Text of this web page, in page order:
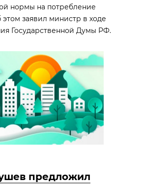
нормы на потребление
заявил министр в ходе
Государственной Думы РФ.
предложил